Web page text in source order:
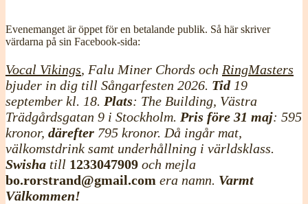
Evenemanget är öppet för en betalande publik. Så här skriver
värdarna på sin Facebook-sida:
Vocal Vikings, Falu Miner Chords och RingMasters
bjuder in dig till Sångarfesten 2026. Tid 19
september kl. 18. Plats: The Building, Västra
Trädgårdsgatan 9 i Stockholm. Pris före 31 maj: 595
kronor, därefter 795 kronor. Då ingår mat,
välkomstdrink samt underhållning i världsklass.
Swisha till 1233047909 och mejla
bo.rorstrand@gmail.com era namn. Varmt
Välkommen!